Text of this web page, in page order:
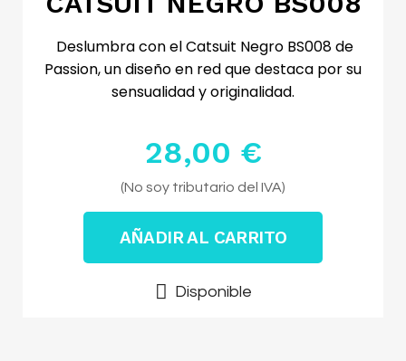
Deslumbra con el Catsuit Negro BS008 de
Passion, un diseño en red que destaca por su
sensualidad y originalidad.
28,00 €
Impuestos excluidos
(No soy tributario del IVA)
AÑADIR AL CARRITO
Disponible